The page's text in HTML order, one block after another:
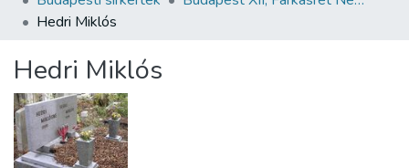
All of DSpace
About us
Hedri Miklós
Hedri Miklós